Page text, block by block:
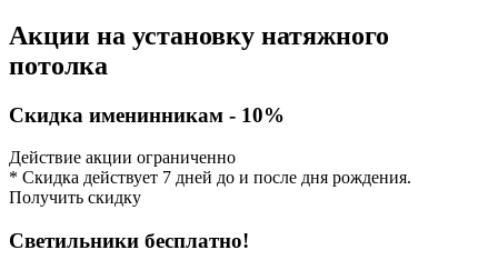
Акции на установку натяжного
потолка
Скидка именинникам - 10%
Действие акции ограниченно
* Скидка действует 7 дней до и после дня рождения.
Получить скидку
Светильники бесплатно!